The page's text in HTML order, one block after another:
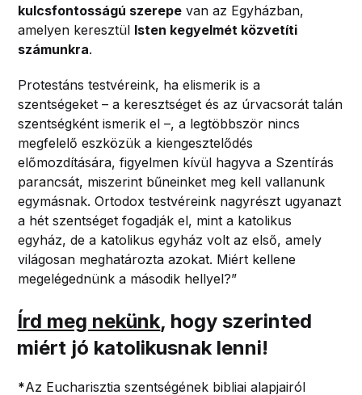
kulcsfontosságú szerepe van az Egyházban,
amelyen keresztül Isten kegyelmét közvetíti
számunkra.
Protestáns testvéreink, ha elismerik is a
szentségeket – a keresztséget és az úrvacsorát talán
szentségként ismerik el –, a legtöbbször nincs
megfelelő eszközük a kiengesztelődés
előmozdítására, figyelmen kívül hagyva a Szentírás
parancsát, miszerint bűneinket meg kell vallanunk
egymásnak. Ortodox testvéreink nagyrészt ugyanazt
a hét szentséget fogadják el, mint a katolikus
egyház, de a katolikus egyház volt az első, amely
világosan meghatározta azokat. Miért kellene
megelégednünk a második hellyel?”
Írd meg nekünk, hogy szerinted
miért jó katolikusnak lenni!
*Az Eucharisztia szentségének bibliai alapjairól